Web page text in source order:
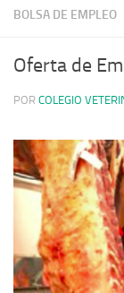
BOLSA DE EMPLEO
Oferta de
POR COLEGIO